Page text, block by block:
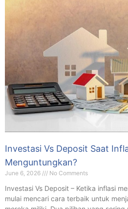
Investasi Vs Deposit Saat
Menguntungkan?
June 6, 2026 No Comments
Investasi Vs Deposit – Ketika inflasi
mulai mencari cara terbaik untuk